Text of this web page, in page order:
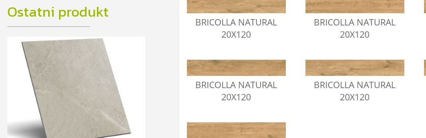
Ostatni produkt
BRICOLLA NATURAL
20X120
BRICOLLA NATURAL
20X120
BRICOLLA NATURAL
20X120
BRICOLLA NATURAL
20X120